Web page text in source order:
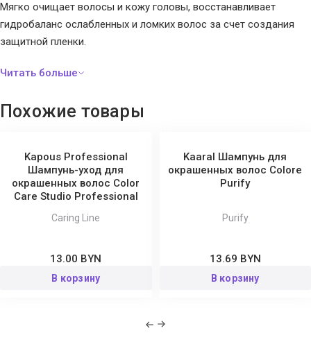
Мягко очищает волосы и кожу головы, восстанавливает
гидробаланс ослабленных и ломких волос за счет создания
защитной пленки.
Похожие товары
Kapous Professional
Шампунь-уход для
окрашенных волос Color
Care Studio Professional
Caring Line
13.00 BYN
В корзину
Kaaral Шампунь для
окрашенных волос Colore
Purify
Purify
13.69 BYN
В корзину